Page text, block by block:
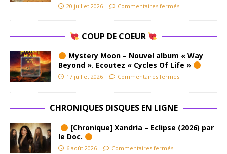
20 juillet 2026 Commentaires fermés
COUP DE COEUR
Mystery Moon – Nouvel album « Way
Beyond ». Ecoutez « Cycles Of Life »
17 juillet 2026 Commentaires fermés
CHRONIQUES DISQUES EN LIGNE
[Chronique] Xandria – Eclipse (2026) par
le Doc.
6 août 2026 Commentaires fermés